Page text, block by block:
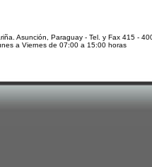
Asunción, Paraguay - Tel. y Fax 415 -
a Viernes de 07:00 a 15:00 horas